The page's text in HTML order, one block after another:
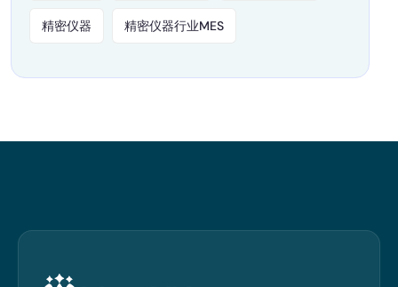
精密仪器 精密仪器行业MES